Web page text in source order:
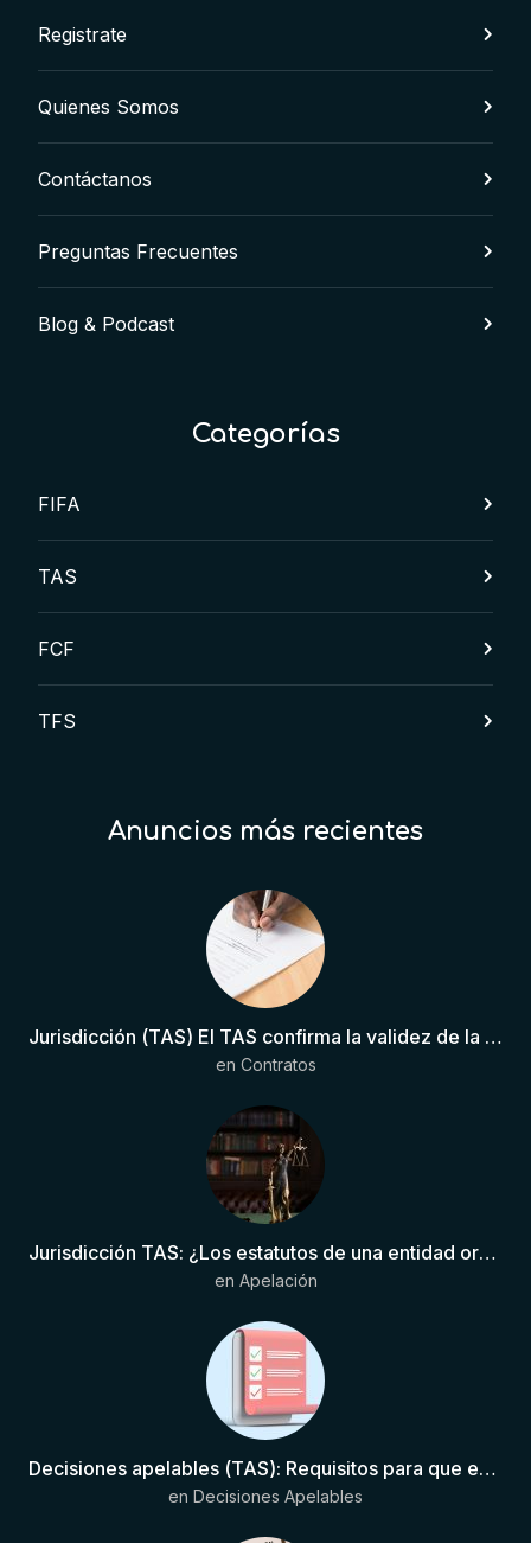
Registrate
Quienes Somos
Contáctanos
Preguntas Frecuentes
Blog & Podcast
Categorías
FIFA
TAS
FCF
TFS
Anuncios más recientes
Jurisdicción (TAS) El TAS confirma la validez de la cláusula de sumisión jurisdiccional en el contrato del futbolista.
en Contratos
Jurisdicción TAS: ¿Los estatutos de una entidad organizadora de una liga de fútbol pueden otorgar competencia de forma directa al TAS?
en Apelación
Decisiones apelables (TAS): Requisitos para que exista una decisión
en Decisiones Apelables